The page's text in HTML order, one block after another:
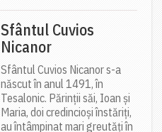
Sfântul Cuvios
Nicanor
Sfântul Cuvios Nicanor s-a
născut în anul 1491, în
Tesalonic. Părinții săi, Ioan și
Maria, doi credincioși înstăriți,
au întâmpinat mari greutăți în